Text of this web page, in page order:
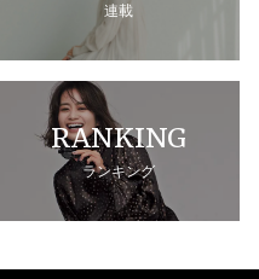
連載
RANKING
ランキング